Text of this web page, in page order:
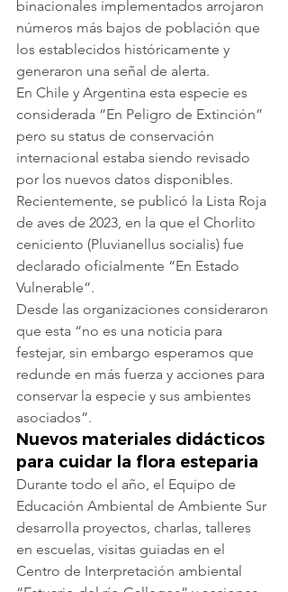
binacionales implementados arrojaron
números más bajos de población que
los establecidos históricamente y
generaron una señal de alerta.
En Chile y Argentina esta especie es
considerada “En Peligro de Extinción”
pero su status de conservación
internacional estaba siendo revisado
por los nuevos datos disponibles.
Recientemente, se publicó la Lista Roja
de aves de 2023, en la que el Chorlito
ceniciento (Pluvianellus socialis) fue
declarado oficialmente “En Estado
Vulnerable”.
Desde las organizaciones consideraron
que esta “no es una noticia para
festejar, sin embargo esperamos que
redunde en más fuerza y acciones para
conservar la especie y sus ambientes
asociados”.
Nuevos materiales didácticos
para cuidar la flora esteparia
Durante todo el año, el Equipo de
Educación Ambiental de Ambiente Sur
desarrolla proyectos, charlas, talleres
en escuelas, visitas guiadas en el
Centro de Interpretación ambiental